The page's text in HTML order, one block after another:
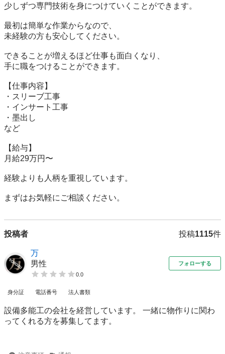
少しずつ専門技術を身につけていくことができます。
最初は簡単な作業からなので、
未経験の方も安心してください。
できることが増えるほど仕事も面白くなり、
手に職をつけることができます。
【仕事内容】
・スリーブ工事
・インサート工事
・墨出し
など
【給与】
月給29万円〜
経験よりも人柄を重視しています。
投稿者 投稿1115件
万
男性
0.0
フォローする
身分証 電話番号 法人書類
設備多能工の会社を経営しています。 一緒に物作りに関わ
ってくれる方を募集してます。